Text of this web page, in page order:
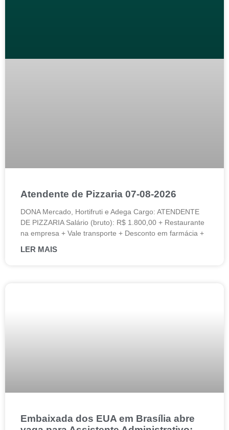
Atendente de Pizzaria 07-08-2026
DONA Mercado, Hortifruti e Adega Cargo: ATENDENTE
DE PIZZARIA Salário (bruto): R$ 1.800,00 + Restaurante
na empresa + Vale transporte + Desconto em farmácia +
LER MAIS
Embaixada dos EUA em Brasília abre